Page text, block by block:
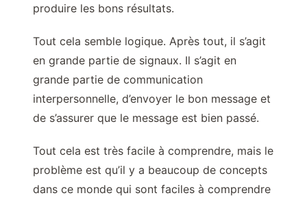
produire les bons résultats.
Tout cela semble logique. Après tout, il s’agit
en grande partie de signaux. Il s’agit en
grande partie de communication
interpersonnelle, d’envoyer le bon message et
de s’assurer que le message est bien passé.
Tout cela est très facile à comprendre, mais le
problème est qu’il y a beaucoup de concepts
dans ce monde qui sont faciles à comprendre